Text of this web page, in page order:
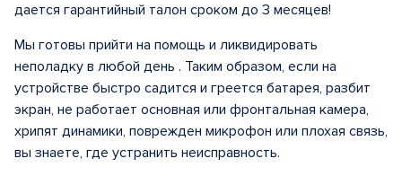
дается гарантийный талон сроком до 3 месяцев!
Мы готовы прийти на помощь и ликвидировать
неполадку в любой день . Таким образом, если на
устройстве быстро садится и греется батарея, разбит
экран, не работает основная или фронтальная камера,
хрипят динамики, поврежден микрофон или плохая связь,
вы знаете, где устранить неисправность.